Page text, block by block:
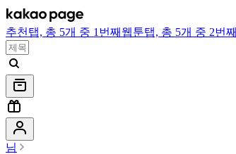
추천 탭, 총 5개 중 1번째 웹툰탭, 총 5개 중 2번째
님